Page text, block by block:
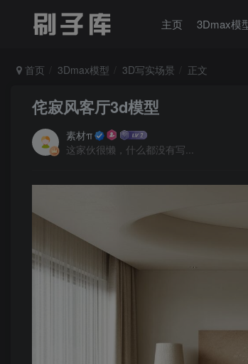
主页 3Dmax模
首页 3Dmax模型 3D写实场景 正文
侘寂风客厅3d模型
素材π
这家伙很懒，什么都没有写...